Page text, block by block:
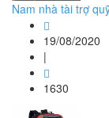
Nam nhà tài trợ
19/08/2020
|
1630